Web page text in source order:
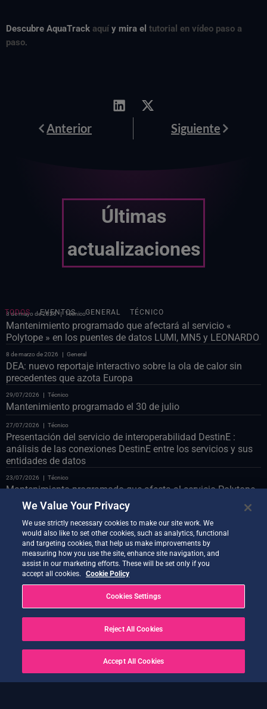
Descubre AquaTrack aquí y mira el tutorial en vídeo paso a
paso.
Anterior
Anterior SiguienteSiguiente
Últimas
actualizaciones
EVENTOS GENERAL TÉCNICO
TODOS
8 de mayo de 2026 Técnico
Mantenimiento programado que afectará al servicio «
Polytope » en los puentes de datos LUMI, MN5 y LEONARDO
8 de marzo de 2026 General
DEA: nuevo reportaje interactivo sobre la ola de calor sin
precedentes que azota Europa
29/07/2026 Técnico
Mantenimiento programado el 30 de julio
27/07/2026 Técnico
Presentación del servicio de interoperabilidad DestinE :
análisis de las conexiones DestinE entre los servicios y sus
entidades de datos
23/07/2026 Técnico
Mantenimiento programado que afecta al servicio Polytope
en el puente de datos LUMI
Mantenimiento programado del portal web el 24 de julio
Técnico
Presentamos el demostrador auxiliar de codiseño
21/07/2026
Ya está disponible la nueva versión de Quantum Service
20 de julio de 2026 Técnico
Earth Data Hub el 21 de julio
RESUELTO – Interrupciones del servicio tras OVH Cloud
We Value Your Privacy
We use strictly necessary cookies to make our site work. We
would also like to set other cookies, such as analytics, functional
and targeting cookies, that help us make improvements by
measuring how you use the site, enhance site navigation, and
assist in our marketing efforts. These will be set only if you
accept all cookies.
Cookie Policy
Cookies Settings
Reject All Cookies
Accept All Cookies